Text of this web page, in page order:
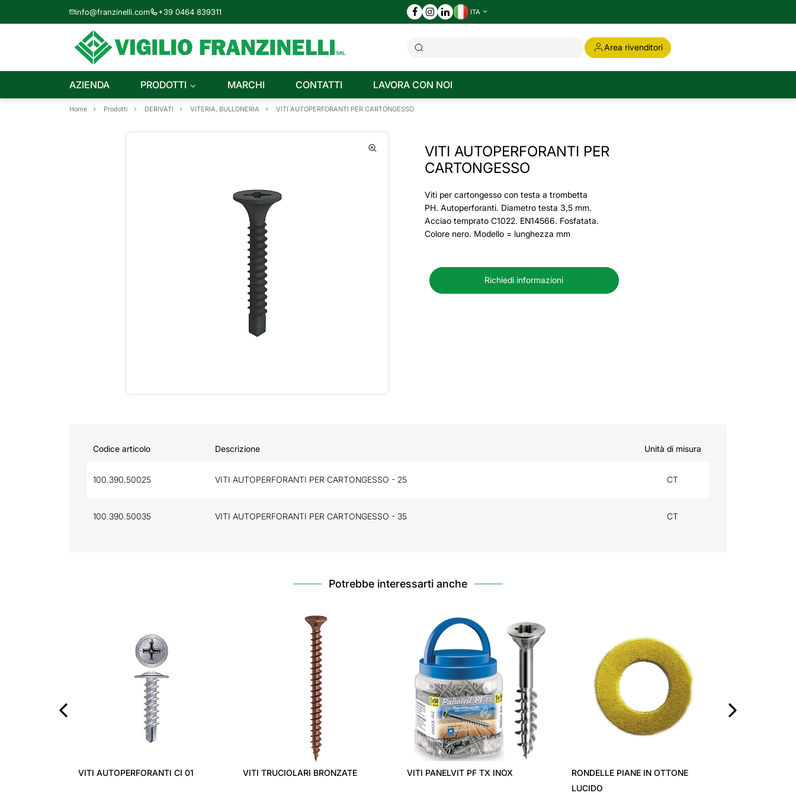
info@franzinelli.com +39 0464 839311 ITA
Area rivenditori
AZIENDA PRODOTTI MARCHI CONTATTI LAVORA CON NOI
Home Prodotti DERIVATI VITERIA, BULLONERIA VITI AUTOPERFORANTI PER CARTONGESSO
VITI AUTOPERFORANTI PER
CARTONGESSO
Viti per cartongesso con testa a trombetta
PH. Autoperforanti. Diametro testa 3,5 mm.
Acciao temprato C1022. EN14566. Fosfatata.
Colore nero. Modello = lunghezza mm
Richiedi informazioni
Codice articolo Descrizione Unità di misura
100.390.50025 VITI AUTOPERFORANTI PER CARTONGESSO - 25 CT
100.390.50035 VITI AUTOPERFORANTI PER CARTONGESSO - 35 CT
Potrebbe interessarti anche
VITI AUTOPERFORANTI CI 01 VITI TRUCIOLARI BRONZATE VITI PANELVIT PF TX INOX
RONDELLE PIANE IN OTTONE
LUCIDO